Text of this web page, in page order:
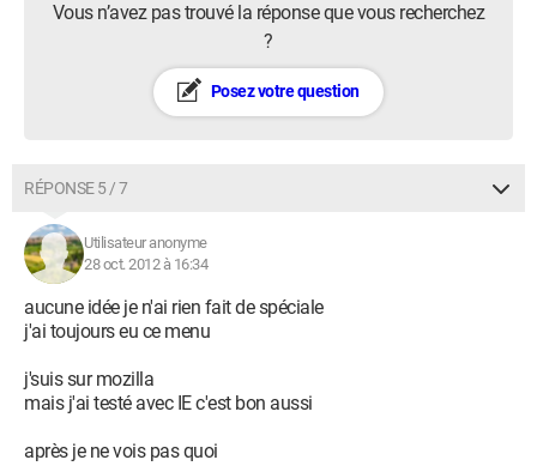
Vous n’avez pas trouvé la réponse que vous recherchez
?
Posez votre question
RÉPONSE 5 / 7
Utilisateur anonyme
28 oct. 2012 à 16:34
aucune idée je n'ai rien fait de spéciale
j'ai toujours eu ce menu
j'suis sur mozilla
mais j'ai testé avec IE c'est bon aussi
après je ne vois pas quoi